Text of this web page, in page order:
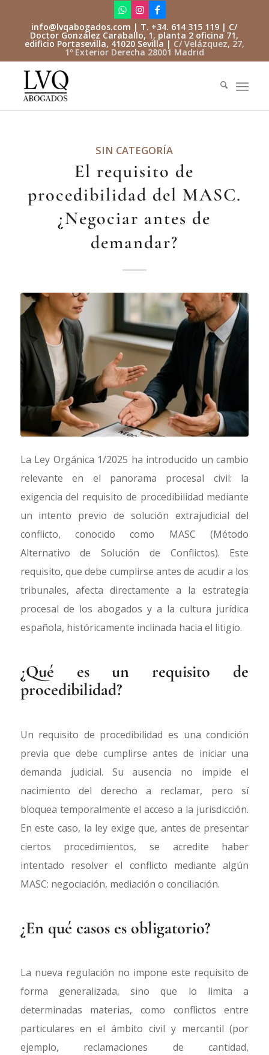
info@lvqabogados.com | T. +34. 614 315 119 | C/
Doctor González Caraballo, 1, planta 2 oficina 71,
edificio Portasevilla, 41020 Sevilla | C/ Velázquez, 27,
1º Exterior Derecha 28001 Madrid
SIN CATEGORÍA
El requisito de
procedibilidad del MASC.
¿Negociar antes de
demandar?
La Ley Orgánica 1/2025 ha introducido un cambio
relevante en el panorama procesal civil: la
exigencia del requisito de procedibilidad mediante
un intento previo de solución extrajudicial del
conflicto, conocido como MASC (Método
Alternativo de Solución de Conflictos). Este
requisito, que debe cumplirse antes de acudir a los
tribunales, afecta directamente a la estrategia
procesal de los abogados y a la cultura jurídica
española, históricamente inclinada hacia el litigio.
¿Qué es un requisito de
procedibilidad?
Un requisito de procedibilidad es una condición
previa que debe cumplirse antes de iniciar una
demanda judicial. Su ausencia no impide el
nacimiento del derecho a reclamar, pero sí
bloquea temporalmente el acceso a la jurisdicción.
En este caso, la ley exige que, antes de presentar
ciertos procedimientos, se acredite haber
intentado resolver el conflicto mediante algún
MASC: negociación, mediación o conciliación.
¿En qué casos es obligatorio?
La nueva regulación no impone este requisito de
forma generalizada, sino que lo limita a
determinadas materias, como conflictos entre
particulares en el ámbito civil y mercantil (por
ejemplo, reclamaciones de cantidad,